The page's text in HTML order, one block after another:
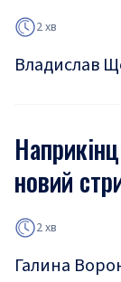
2 хв
Владислав
новий
2 хв
Галина